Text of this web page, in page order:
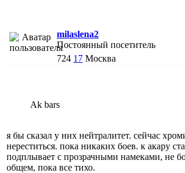
milaslena2
Постоянный посетитель
724 17 Москва
Ak bars
я бы сказал у них нейтралитет. сейчас
нереститься. пока никаких боев. к акару
подплывает с прозрачными намеками, не
общем, пока все тихо.